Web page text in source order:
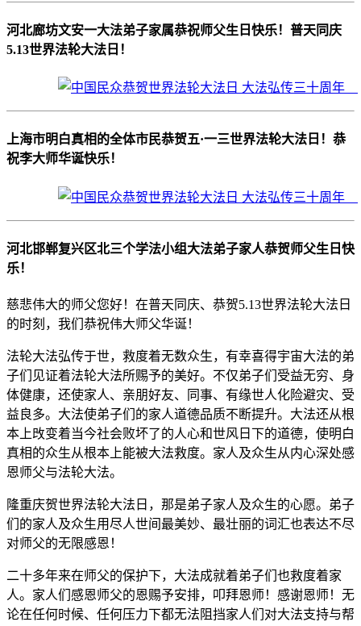
河北廊坊文安一大法弟子家属恭祝师父生日快乐！普天同庆
5.13世界法轮大法日！
上海市明白真相的全体市民恭贺五·一三世界法轮大法日！恭
祝李大师华诞快乐！
河北邯郸复兴区北三个学法小组大法弟子家人恭贺师父生日快
乐！
慈悲伟大的师父您好！在普天同庆、恭贺5.13世界法轮大法日
的时刻，我们恭祝伟大师父华诞！
法轮大法弘传于世，救度着无数众生，有幸喜得宇宙大法的弟
子们见证着法轮大法所赐予的美好。不仅弟子们受益无穷、身
体健康，还使家人、亲朋好友、同事、有缘世人化险避灾、受
益良多。大法使弟子们的家人道德品质不断提升。大法还从根
本上攺变着当今社会败坏了的人心和世风日下的道德，使明白
真相的众生从根本上能被大法救度。家人及众生从内心深处感
恩师父与法轮大法。
隆重庆贺世界法轮大法日，那是弟子家人及众生的心愿。弟子
们的家人及众生用尽人世间最美妙、最壮丽的词汇也表达不尽
对师父的无限感恩！
二十多年来在师父的保护下，大法成就着弟子们也救度着家
人。家人们感恩师父的恩赐予安排，叩拜恩师！感谢恩师！无
论在任何时候、任何压力下都无法阻挡家人们对大法支持与帮